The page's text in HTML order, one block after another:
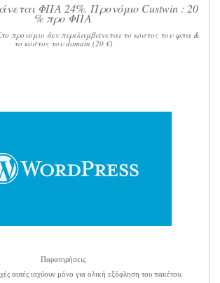
ΦΠΑ 24%. Προνόμιο Custwin : 20
% προ ΦΠΑ
προνόμιο δεν περιλαμβάνεται το κόστος του φπα &
το κόστος του domain (20 €)
Παρατηρήσεις
αυτές ισχύουν μόνο για ολική εξόφληση του πακέτου.